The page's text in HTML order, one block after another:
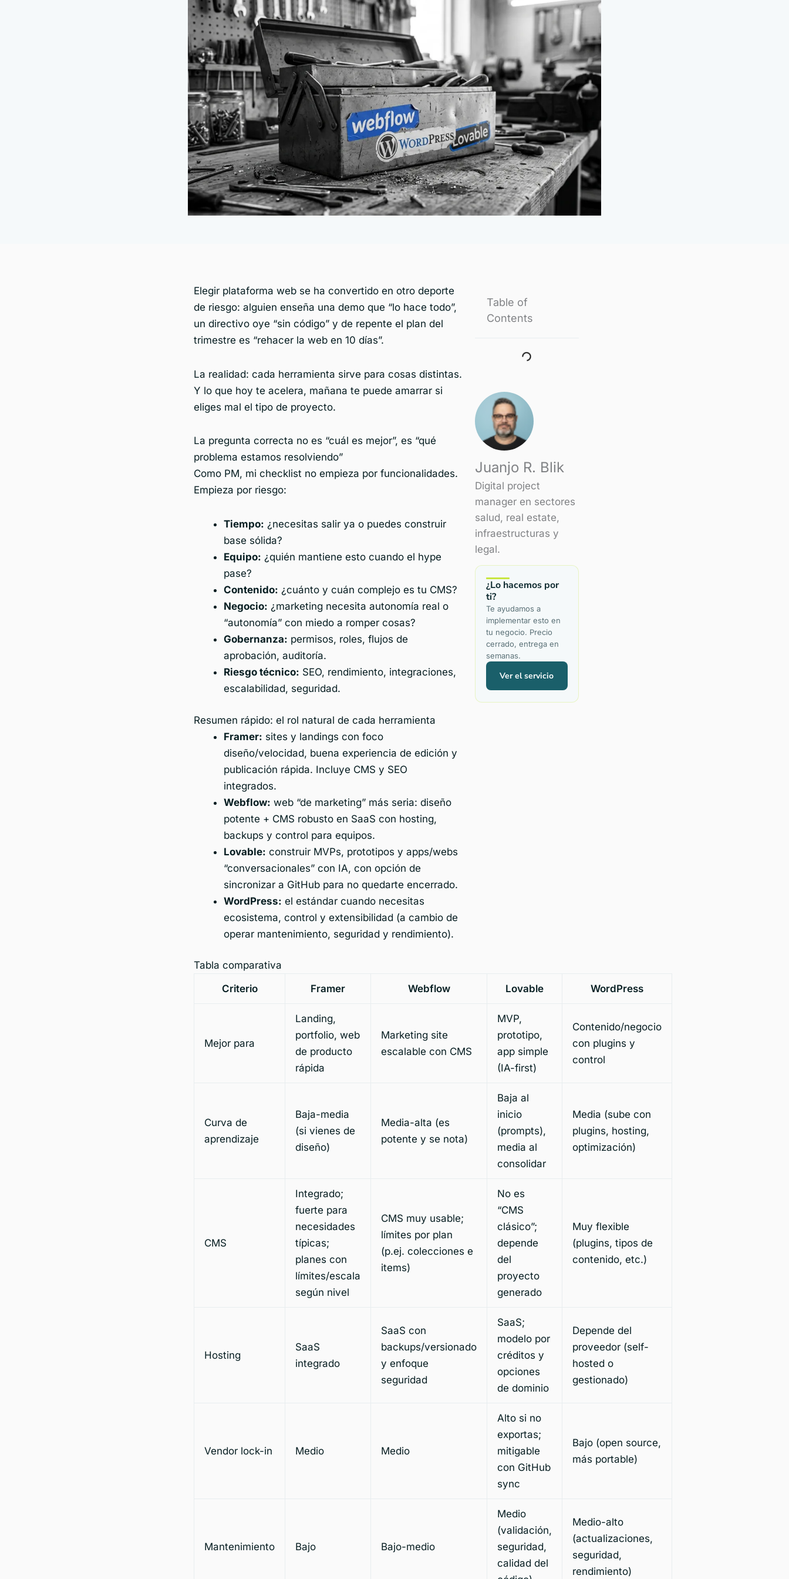
Elegir plataforma web se ha convertido en otro deporte
de riesgo: alguien enseña una demo que “lo hace todo”,
un directivo oye “sin código” y de repente el plan del
trimestre es “rehacer la web en 10 días”.
La realidad: cada herramienta sirve para cosas distintas.
Y lo que hoy te acelera, mañana te puede amarrar si
eliges mal el tipo de proyecto.
La pregunta correcta no es “cuál es mejor”, es “qué
problema estamos resolviendo”
Como PM, mi checklist no empieza por funcionalidades.
Empieza por riesgo:
Tiempo: ¿necesitas salir ya o puedes construir
base sólida?
Equipo: ¿quién mantiene esto cuando el hype
pase?
Contenido: ¿cuánto y cuán complejo es tu CMS?
Negocio: ¿marketing necesita autonomía real o
“autonomía” con miedo a romper cosas?
Gobernanza: permisos, roles, flujos de
aprobación, auditoría.
Riesgo técnico: SEO, rendimiento, integraciones,
escalabilidad, seguridad.
Resumen rápido: el rol natural de cada herramienta
Framer: sites y landings con foco
diseño/velocidad, buena experiencia de edición y
publicación rápida. Incluye CMS y SEO
integrados.
Webflow: web “de marketing” más seria: diseño
potente + CMS robusto en SaaS con hosting,
backups y control para equipos.
Lovable: construir MVPs, prototipos y apps/webs
“conversacionales” con IA, con opción de
sincronizar a GitHub para no quedarte encerrado.
WordPress: el estándar cuando necesitas
ecosistema, control y extensibilidad (a cambio de
operar mantenimiento, seguridad y rendimiento).
Tabla comparativa
Criterio
Framer Webflow Lovable WordPress
Mejor para
Landing,
portfolio, web
de producto
rápida
Marketing site
escalable con CMS
MVP,
prototipo,
app simple
(IA-first)
Contenido/negocio
con plugins y
control
Curva de
aprendizaje
Baja-media
(si vienes de
diseño)
Media-alta (es
potente y se nota)
Baja al
inicio
(prompts),
media al
consolidar
Media (sube con
plugins, hosting,
optimización)
CMS
Integrado;
fuerte para
necesidades
típicas;
planes con
límites/escala
según nivel
CMS muy usable;
límites por plan
(p.ej. colecciones e
items)
No es
“CMS
clásico”;
depende
del
proyecto
generado
Muy flexible
(plugins, tipos de
contenido, etc.)
Hosting
SaaS
integrado
SaaS con
backups/versionado
y enfoque
seguridad
SaaS;
modelo por
créditos y
opciones
de dominio
Depende del
proveedor (self-
hosted o
gestionado)
Vendor lock-in Medio Medio
Alto si no
exportas;
mitigable
con GitHub
sync
Bajo (open source,
más portable)
Mantenimiento Bajo Bajo-medio
Medio
(validación,
seguridad,
calidad del
Medio-alto
(actualizaciones,
seguridad,
rendimiento)
Table of
Contents
Juanjo R. Blik
Digital project
manager en sectores
salud, real estate,
infraestructuras y
legal.
¿Lo hacemos por
ti?
Te ayudamos a
implementar esto en
tu negocio. Precio
cerrado, entrega en
semanas.
Ver el servicio